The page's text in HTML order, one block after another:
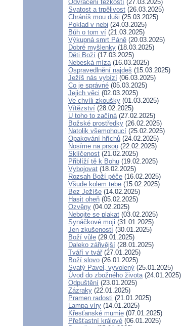
Odvrácení těžkostí (27.03.2025)
Svatost a trpělivost (26.03.2025)
Chráníš mou duši (25.03.2025)
Poklad v nebi (24.03.2025)
Bůh o tom ví (21.03.2025)
Výkupná smrt Páně (20.03.2025)
Dobré myšlenky (18.03.2025)
Děti Boží (17.03.2025)
Nebeská míza(16.03.2025)
Ospravedlnění najdeš (15.03.2025)
Ježíš nás vybízí (06.03.2025)
Co je správné (05.03.2025)
Jejich věci (02.03.2025)
Ve chvíli zkoušky (01.03.2025)
Vítězství (28.02.2025)
U toho to začíná(27.02.2025)
Božské prostředky (26.02.2025)
Natolik všemohoucí (25.02.2025)
Opakování hříchů (24.02.2025)
Nosíme na prsou (22.02.2025)
Sklíčenost (21.02.2025)
Přiblíží tě k Bohu (19.02.2025)
Vybojovat (18.02.2025)
Rozsah Boží péče (16.02.2025)
Všude kolem tebe (15.02.2025)
Bez Ježíše (14.02.2025)
Hasit oheň (05.02.2025)
Ozvěny (04.02.2025)
Nebojte se plakat (03.02.2025)
Synáčkové moji (31.01.2025)
Jen zkušeností (30.01.2025)
Boží vůle (29.01.2025)
Daleko zářivější (28.01.2025)
Tváří v tvář(27.01.2025)
Boží slovo (26.01.2025)
Svatý Pavel, vyvolený (25.01.2025)
Úvod do zbožného života(24.01.2025)
Odpuštění (23.01.2025)
Zázraky (22.01.2025)
Pramen radosti (21.01.2025)
Lampa víry (14.01.2025)
Křesťanské mumie (07.01.2025)
Přešťastní králové (06.01.2025)